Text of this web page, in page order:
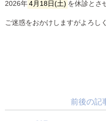
2026年4月18日(土) を休診とさ
ご迷惑をおかけしますがよろし
前後の記